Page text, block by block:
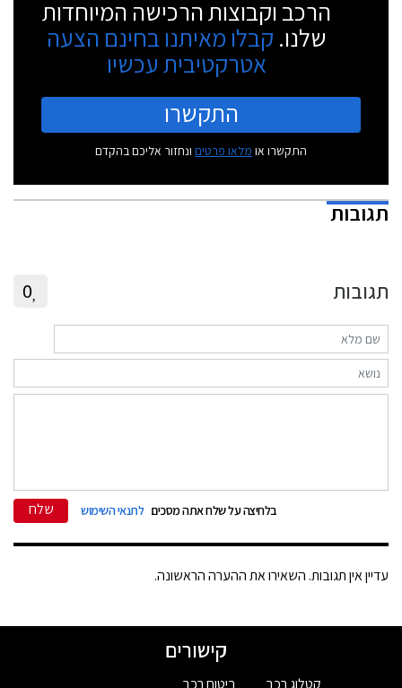
הרכב וקבוצות הרכישה המיוחדות
שלנו. קבלו מאיתנו בחינם הצעה
אטרקטיבית עכשיו
התקשרו
התקשרו או מלאו פרטים ונחזור אליכם בהקדם
תגובות
תגובות 0
בלחיצה על שלח אתה מסכים לתנאי השימוש שלח
עדיין אין תגובות. השאירו את ההערה הראשונה.
קישורים
קטלוג רכב ביטוח רכב